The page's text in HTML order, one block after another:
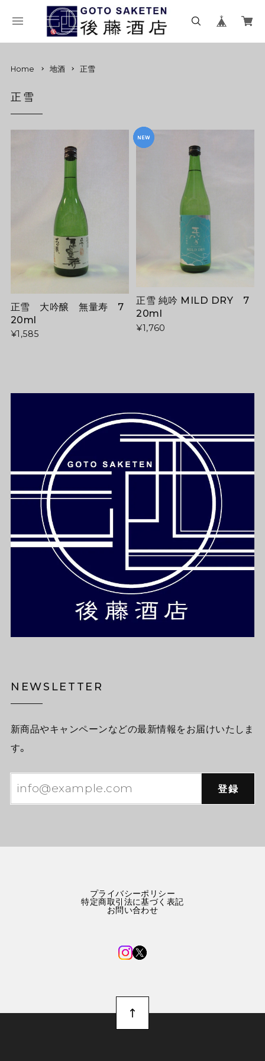
Home 地酒 正雪
正雪
正雪 大吟醸 無量寿 7
20ml
¥1,585
正雪 純吟 MILD DRY 7
20ml
¥1,760
NEWSLETTER
新商品やキャンペーンなどの最新情報をお届けいたしま
す。
登録
プライバシーポリシー
特定商取引法に基づく表記
お問い合わせ